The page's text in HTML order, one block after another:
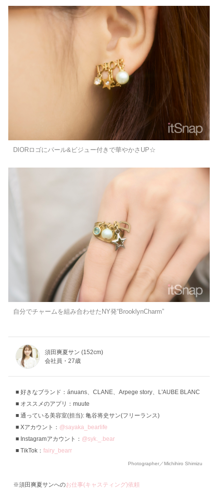
DIORロゴにパール&ビジュー付きで華やかさUP☆
自分でチャームを組み合わせたNY発“BrooklynCharm”
須田爽夏サン (152cm)
会社員・27歳
好きなブランド：ánuans、CLANE、Arpege story、L'AUBE BLANC
オススメのアプリ：muute
通っている美容室(担当): 亀谷将史サン(フリーランス)
Xアカウント： @sayaka_bearlife
Instagramアカウント： @syk._.bear
TikTok： fairy_bearr
Photographer／Michihiro Shimizu
※須田爽夏サンへのお仕事(キャスティング)依頼